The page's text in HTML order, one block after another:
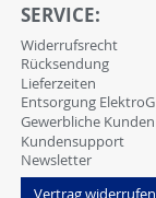
SERVICE:
Widerrufsrecht
Rücksendung
Lieferzeiten
Entsorgung ElektroG
Gewerbliche Kunden
Kundensupport
Newsletter
Vertrag widerrufen